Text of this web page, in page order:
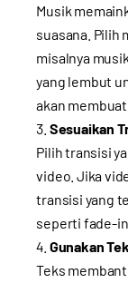
Musik
suasana. Pilih
misalnya
yang lembut
akan
Sesuaikan
Pilih transisi
video. Jika
transisi yang
seperti fade-
Gunakan
Teks